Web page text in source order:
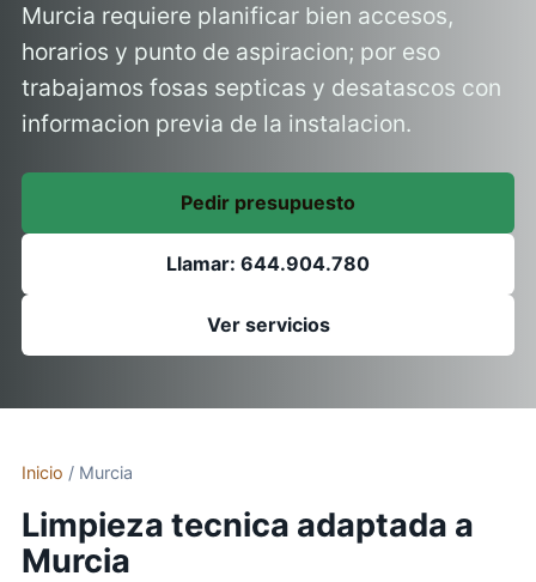
Murcia requiere planificar bien accesos,
horarios y punto de aspiracion; por eso
trabajamos fosas septicas y desatascos con
informacion previa de la instalacion.
Pedir presupuesto
Llamar: 644.904.780
Ver servicios
Inicio / Murcia
Limpieza tecnica adaptada a
Murcia